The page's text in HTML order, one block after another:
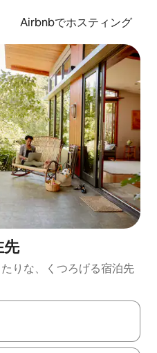
Airbnbでホスティング
先
りな、くつろげる宿泊先
の矢印キーを使って移動するか